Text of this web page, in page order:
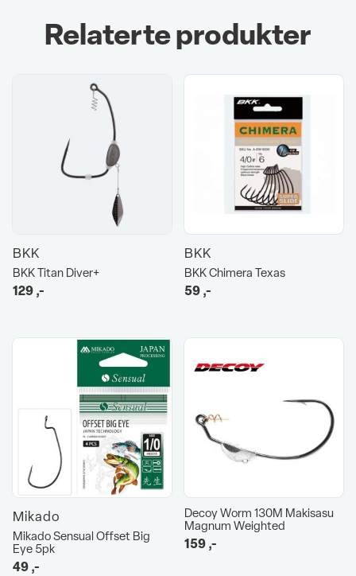
Relaterte produkter
BKK
BKK Titan Diver+
129,-
BKK
BKK Chimera Texas
59,-
Mikado
Mikado Sensual Offset Big
Eye 5pk
49,-
Decoy Worm 130M Makisasu
Magnum Weighted
159,-